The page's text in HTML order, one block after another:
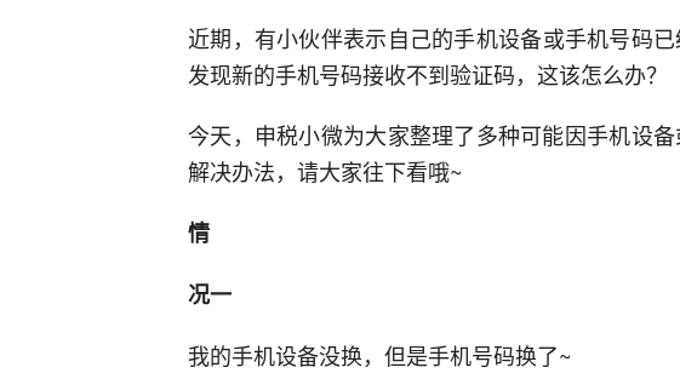
近期，有小伙伴表示自己的手机设备或手机号码
发现新的手机号码接收不到验证码，这该怎么办？
今天，申税小微为大家整理了多种可能因手机设
解决办法，请大家往下看哦~
情
况一
我的手机设备没换，但是手机号码换了~